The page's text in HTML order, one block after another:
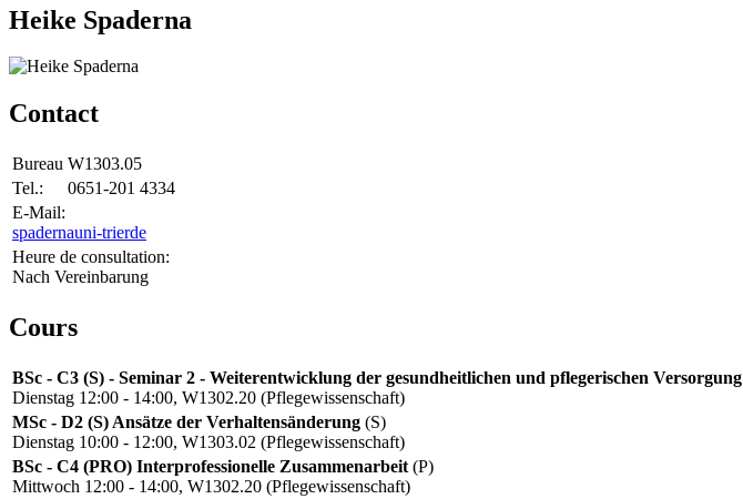
Heike Spaderna
Contact
Bureau W1303.05
Tel.:
0651-201 4334
E-Mail:
spadernauni-trierde
Heure de consultation:
Nach Vereinbarung
Cours
BSc - C3 (S) - Seminar 2 - Weiterentwicklung der gesundheitlichen und pflegerischen Versorgung
Dienstag 12:00 - 14:00, W1302.20 (Pflegewissenschaft)
MSc - D2 (S) Ansätze der Verhaltensänderung (S)
Dienstag 10:00 - 12:00, W1303.02 (Pflegewissenschaft)
BSc - C4 (PRO) Interprofessionelle Zusammenarbeit (P)
Mittwoch 12:00 - 14:00, W1302.20 (Pflegewissenschaft)